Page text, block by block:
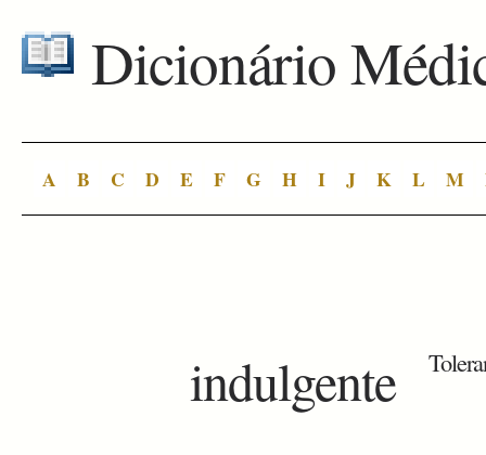
Dicionário
A B C D E F G H I J K L M
indulgente